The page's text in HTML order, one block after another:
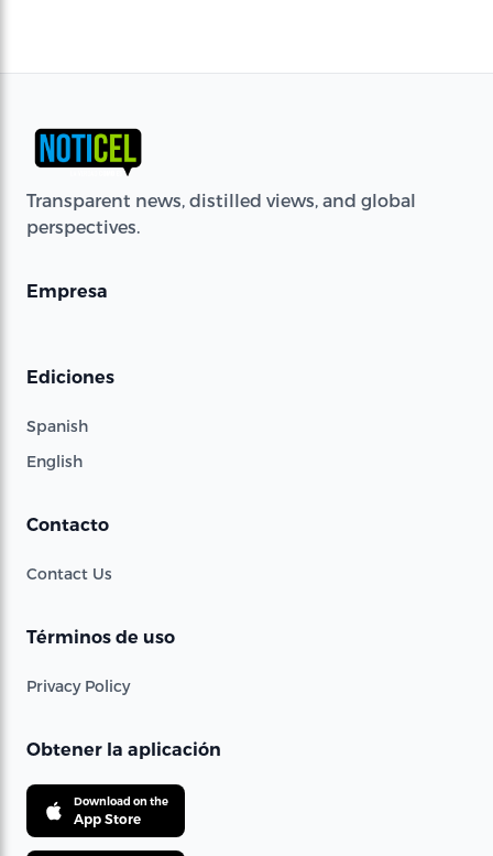
Transparent news, distilled views, and global
perspectives.
Empresa
Ediciones
Spanish
English
Contacto
Contact Us
Términos de uso
Privacy Policy
Obtener la aplicación
Download on the
App Store